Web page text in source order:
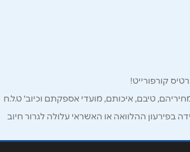
טיבם, איכותם, מועדי אספקתם וכיוב' ט.ל.ח
ההלוואה או האשראי עלולה לגרור חיוב